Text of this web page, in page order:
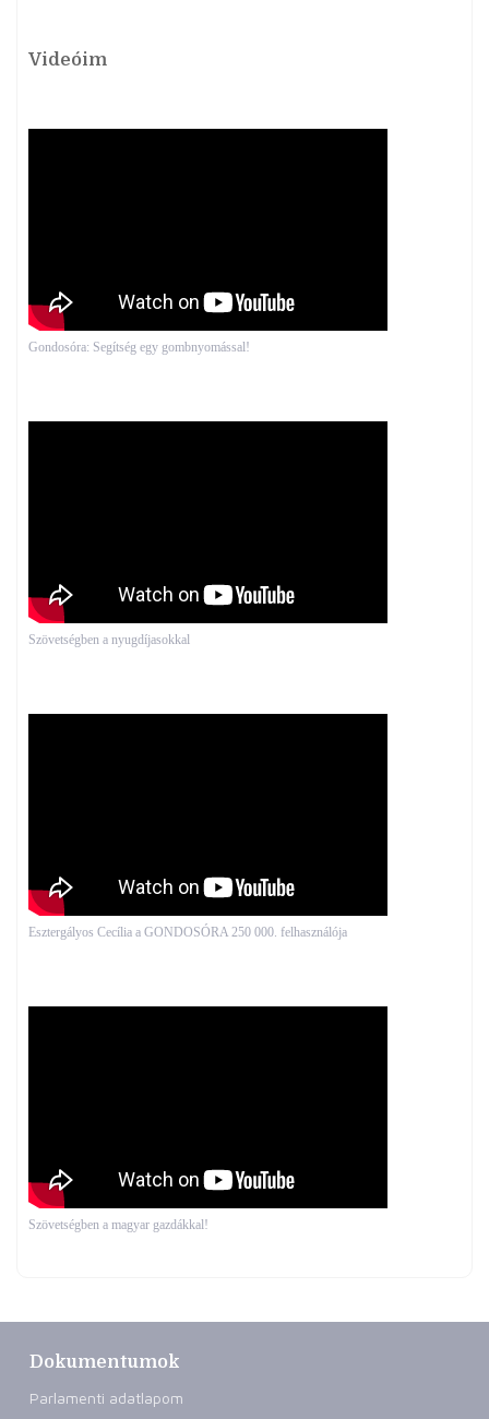
Videóim
Gondosóra: Segítség egy gombnyomással!
Szövetségben a nyugdíjasokkal
Esztergályos Cecília a GONDOSÓRA 250 000. felhasználója
Szövetségben a magyar gazdákkal!
Dokumentumok
Parlamenti adatlapom